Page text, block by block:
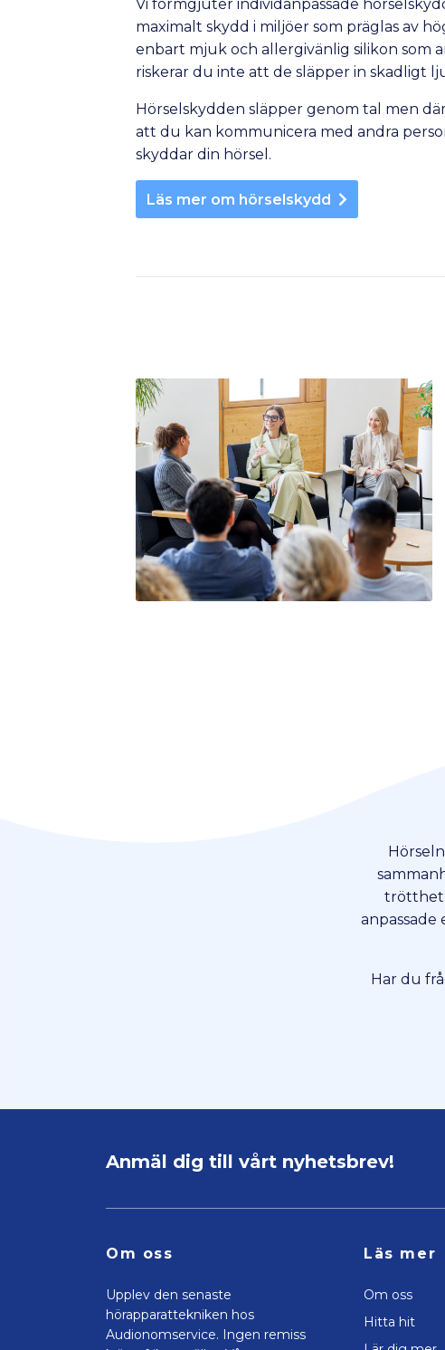
Vi formgjuter individanpassade
maximalt skydd i miljöer som präglas av
enbart mjuk och allergivänlig silikon som
riskerar du inte att de släpper in skadligt
Hörselskydden släpper genom tal men
att du kan kommunicera med andra
skyddar din hörsel.
Läs mer om hörselskydd
trötthet,
anpassade
Har du
Anmäl dig till vårt nyhetsbrev!
Om oss
Upplev den senaste
hörapparattekniken hos
Audionomservice. Ingen remiss
Läs mer
Om oss
Hitta hit